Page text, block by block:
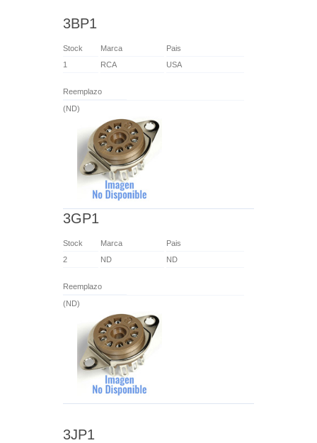
3BP1
Stock Marca
Pais
1
RCA USA
Reemplazo
(ND)
3GP1
Stock Marca
Pais
2
ND ND
Reemplazo
(ND)
3JP1